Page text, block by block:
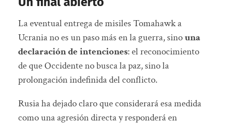
La eventual entrega de misiles Tomahawk a
Ucrania no es un paso más en la guerra, sinouna
declaración de intenciones: el reconocimiento
de que Occidente no busca la paz, sino la
prolongación indefinida del conflicto.
Rusia ha dejado claro que considerará esa medida
como una agresión directa y responderá en